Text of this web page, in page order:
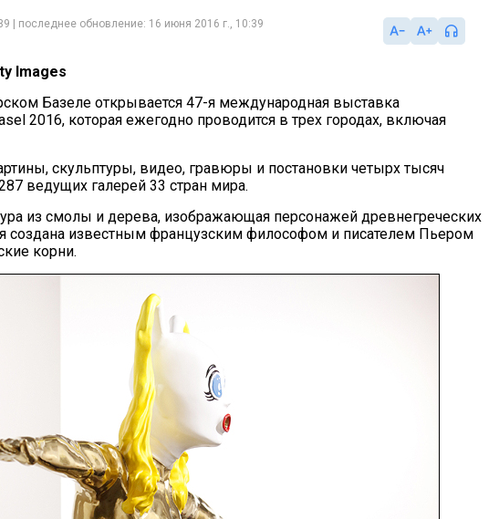
| последнее обновление: 16 июня 2016 г., 10:39
Images
Базеле открывается 47-я международная выставка
2016, которая ежегодно проводится в трех городах, включая
скульптуры, видео, гравюры и постановки четырх тысяч
ведущих галерей 33 стран мира.
из смолы и дерева, изображающая персонажей древнегреческих
создана известным французским философом и писателем Пьером
корни.